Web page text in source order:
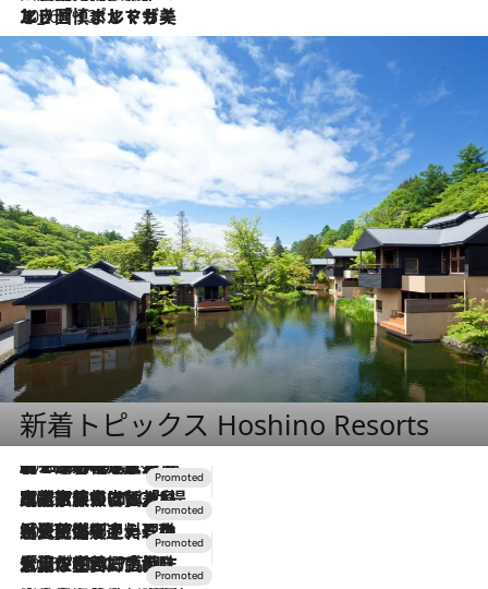
2026.7.13
エッセイ・ヤマザキマリ「慎ましくも美しき国 ポルトガル」
新着トピックス Hoshino Resorts
2026.8.7
【トンボの足水浴】ヒノキの香りに包まれて涼感マックス！約13℃の湧水かけ流しを避暑地「星野温泉 トンボの湯」で体験
2026.7.31
【ホテル帰省】という選択肢をOMOが提案。家族とほどよい距離を保つには「昼は実家、夜は気兼ねなくホテルで！」
2026.7.24
【夏限定ディナーコース】旬を迎える稚鮎や花ズッキーニなどをイタリア・トスカーナの郷土料理の手法で満喫！
2026.7.17
「土佐和ハーブかき氷」がOMO7高知に登場！生姜、山椒、大葉など目にも舌にも涼を呼ぶ郷土の味